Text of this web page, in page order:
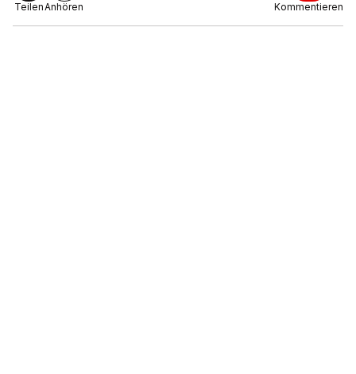
TeilenAnhören Kommentieren